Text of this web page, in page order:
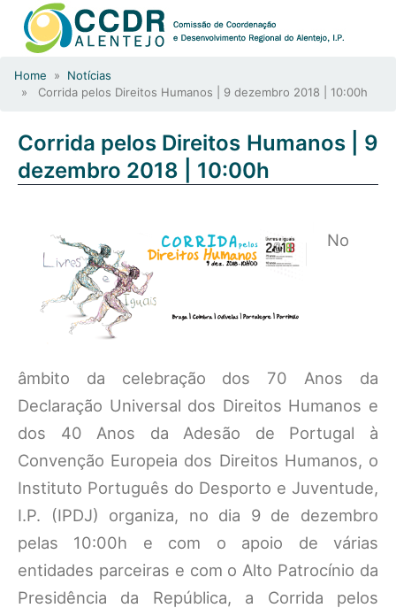
Home » Notícias
» Corrida pelos Direitos Humanos | 9 dezembro 2018 | 10:00h
Corrida pelos Direitos Humanos | 9
dezembro 2018 | 10:00h
No
âmbito da celebração dos 70 Anos da
Declaração Universal dos Direitos Humanos e
dos 40 Anos da Adesão de Portugal à
Convenção Europeia dos Direitos Humanos, o
Instituto Português do Desporto e Juventude,
I.P. (IPDJ) organiza, no dia 9 de dezembro
pelas 10:00h e com o apoio de várias
entidades parceiras e com o Alto Patrocínio da
Presidência da República, a Corrida pelos